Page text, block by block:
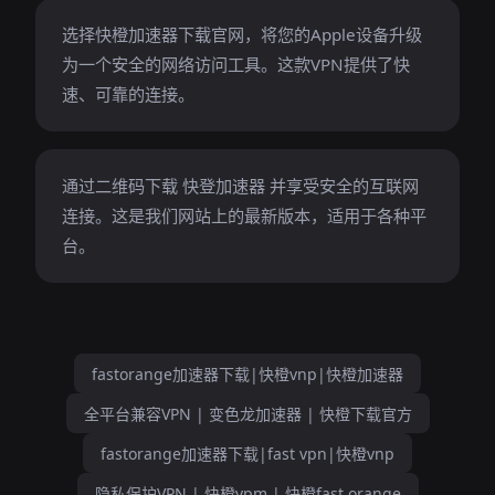
选择快橙加速器下载官网，将您的Apple设备升级
为一个安全的网络访问工具。这款VPN提供了快
速、可靠的连接。
通过二维码下载 快登加速器 并享受安全的互联网
连接。这是我们网站上的最新版本，适用于各种平
台。
fastorange加速器下载|快橙vnp|快橙加速器
全平台兼容VPN | 变色龙加速器 | 快橙下载官方
fastorange加速器下载|fast vpn|快橙vnp